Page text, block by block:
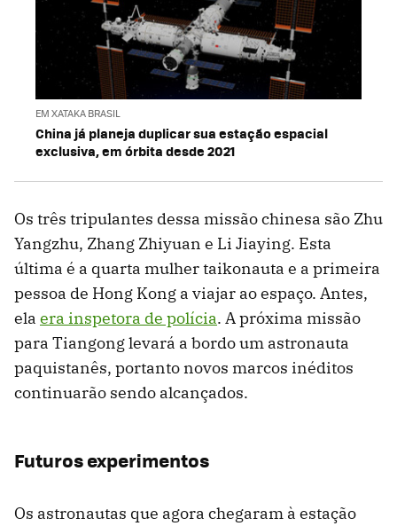
EM XATAKA BRASIL
China já planeja duplicar sua estação espacial
exclusiva, em órbita desde 2021
Os três tripulantes dessa missão chinesa são Zhu
Yangzhu, Zhang Zhiyuan e Li Jiaying. Esta
última é a quarta mulher taikonauta e a primeira
pessoa de Hong Kong a viajar ao espaço. Antes,
ela era inspetora de polícia. A próxima missão
para Tiangong levará a bordo um astronauta
paquistanês, portanto novos marcos inéditos
continuarão sendo alcançados.
Futuros experimentos
Os astronautas que agora chegaram à estação